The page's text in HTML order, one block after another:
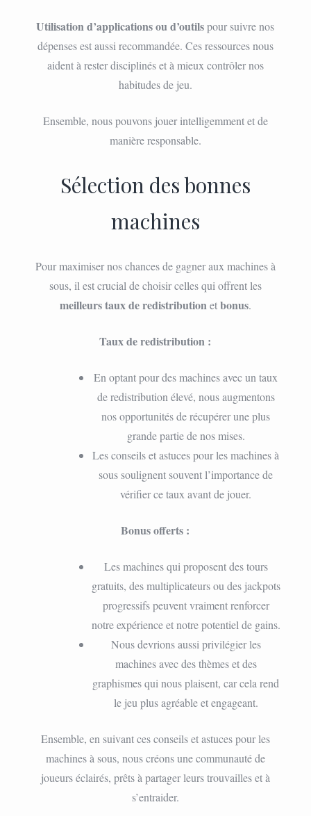
Utilisation d’applications ou d’outilspour suivre nos
dépenses est aussi recommandée. Ces ressources nous
aident à rester disciplinés et à mieux contrôler nos
habitudes de jeu.
Ensemble, nous pouvons jouer intelligemment et de
manière responsable.
Sélection des bonnes
machines
Pour maximiser nos chances de gagner aux machines à
sous, il est crucial de choisir celles qui offrent les
meilleurs taux de redistributionetbonus.
Taux de redistribution :
En optant pour des machines avec un taux
de redistribution élevé, nous augmentons
nos opportunités de récupérer une plus
grande partie de nos mises.
Les conseils et astuces pour les machines à
sous soulignent souvent l’importance de
vérifier ce taux avant de jouer.
Bonus offerts :
Les machines qui proposent des tours
gratuits, des multiplicateurs ou des jackpots
progressifs peuvent vraiment renforcer
notre expérience et notre potentiel de gains.
Nous devrions aussi privilégier les
machines avec des thèmes et des
graphismes qui nous plaisent, car cela rend
le jeu plus agréable et engageant.
Ensemble, en suivant ces conseils et astuces pour les
machines à sous, nous créons une communauté de
joueurs éclairés, prêts à partager leurs trouvailles et à
s’entraider.